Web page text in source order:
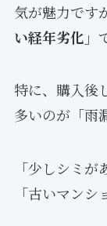
気が魅力です
い経年劣化」
特に、購入後
多いのが「雨
「少しシミ
「古いマン